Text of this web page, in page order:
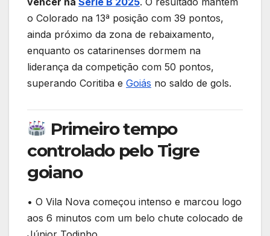
o
k
p
o Colorado na 13ª posição com 39 pontos,
ainda próximo da zona de rebaixamento,
enquanto os catarinenses dormem na
liderança da competição com 50 pontos,
superando Coritiba e Goiás no saldo de gols.
Primeiro tempo
controlado pelo Tigre
goiano
• O Vila Nova começou intenso e marcou logo
aos 6 minutos com um belo chute colocado de